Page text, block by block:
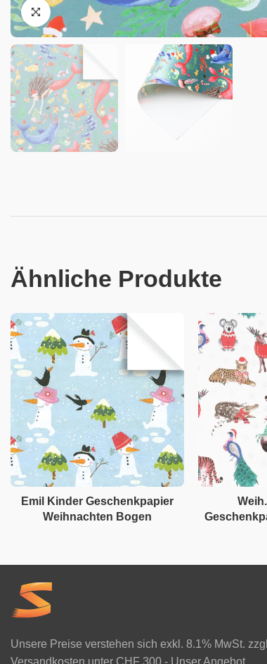
Ähnliche Produkte
Emil Kinder Geschenkpapier
Weihnachten Bogen
Unsere Preise verstehen sich exkl. 8.1% MwSt.
Versandkosten unter CHF 300.- Unser Angebot